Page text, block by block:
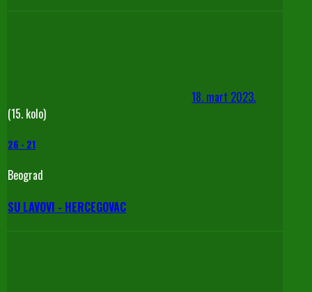
18. mart 2023.
(15. kolo)
26 - 21
Beograd
SU LAVOVI - HERCEGOVAC